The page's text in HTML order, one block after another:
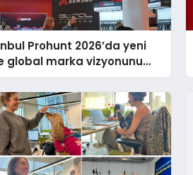
Prohunt 2026’da yeni
global marka vizyonunu